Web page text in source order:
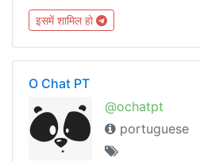
इसमें शामिल हो
O Chat PT
@ochatpt
portuguese